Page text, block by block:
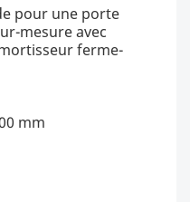
pour une porte
mesure avec
ferme-
mm